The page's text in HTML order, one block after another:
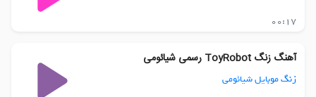
00:17
آهنگ زنگ ToyRobot رسمی شیائومی
زنگ موبایل شیائومی